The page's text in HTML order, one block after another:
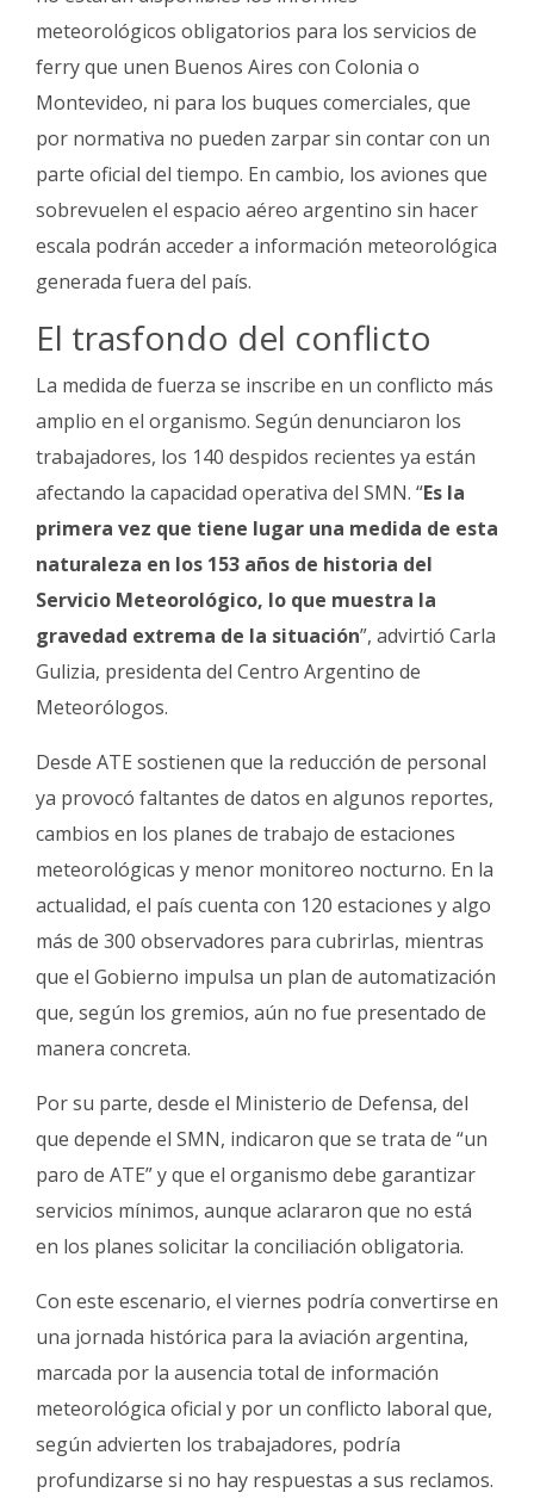
meteorológicos obligatorios para los servicios de
ferry que unen Buenos Aires con Colonia o
Montevideo, ni para los buques comerciales, que
por normativa no pueden zarpar sin contar con un
parte oficial del tiempo. En cambio, los aviones que
sobrevuelen el espacio aéreo argentino sin hacer
escala podrán acceder a información meteorológica
generada fuera del país.
El trasfondo del conflicto
La medida de fuerza se inscribe en un conflicto más
amplio en el organismo. Según denunciaron los
trabajadores, los 140 despidos recientes ya están
afectando la capacidad operativa del SMN. “Es la
primera vez que tiene lugar una medida de esta
naturaleza en los 153 años de historia del
Servicio Meteorológico, lo que muestra la
gravedad extrema de la situación”, advirtió Carla
Gulizia, presidenta del Centro Argentino de
Meteorólogos.
Desde ATE sostienen que la reducción de personal
ya provocó faltantes de datos en algunos reportes,
cambios en los planes de trabajo de estaciones
meteorológicas y menor monitoreo nocturno. En la
actualidad, el país cuenta con 120 estaciones y algo
más de 300 observadores para cubrirlas, mientras
que el Gobierno impulsa un plan de automatización
que, según los gremios, aún no fue presentado de
manera concreta.
Por su parte, desde el Ministerio de Defensa, del
que depende el SMN, indicaron que se trata de “un
paro de ATE” y que el organismo debe garantizar
servicios mínimos, aunque aclararon que no está
en los planes solicitar la conciliación obligatoria.
Con este escenario, el viernes podría convertirse en
una jornada histórica para la aviación argentina,
marcada por la ausencia total de información
meteorológica oficial y por un conflicto laboral que,
según advierten los trabajadores, podría
profundizarse si no hay respuestas a sus reclamos.